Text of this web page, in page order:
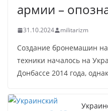
армии –
31.10.2024 militarizm
Создание бронемашин
техники началось на
Донбассе 2014 года,